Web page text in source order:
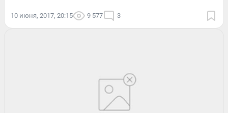
10 июня, 2017, 20:15 9 577 3